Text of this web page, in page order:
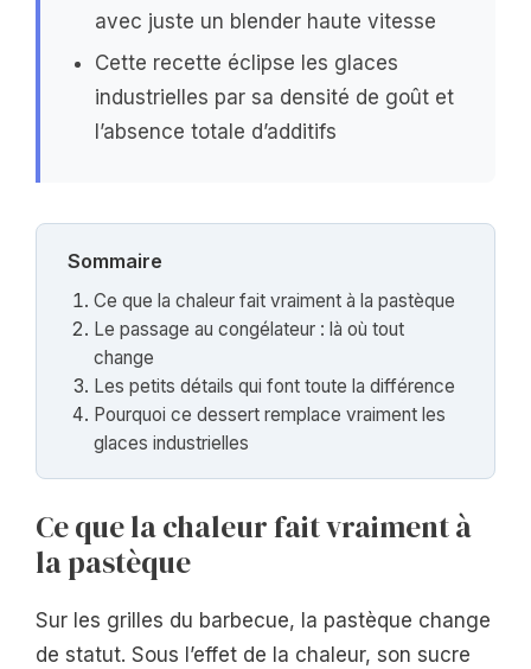
avec juste un blender haute vitesse
Cette recette éclipse les glaces
industrielles par sa densité de goût et
l’absence totale d’additifs
Sommaire
Ce que la chaleur fait vraiment à la pastèque
Le passage au congélateur : là où tout
change
Les petits détails qui font toute la différence
Pourquoi ce dessert remplace vraiment les
glaces industrielles
Ce que la chaleur fait vraiment à
la pastèque
Sur les grilles du barbecue, la pastèque change
de statut. Sous l’effet de la chaleur, son sucre